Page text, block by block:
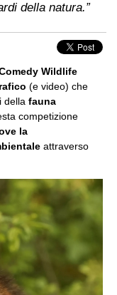
della natura.”
Wildlife
(e video) che
della fauna
competizione
la
attraverso